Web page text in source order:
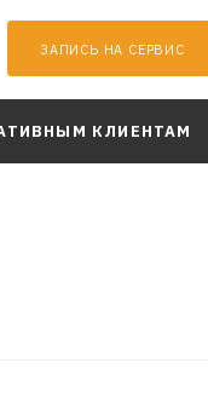
ЗАПИСЬ НА СЕРВИС
КЛИЕНТАМ